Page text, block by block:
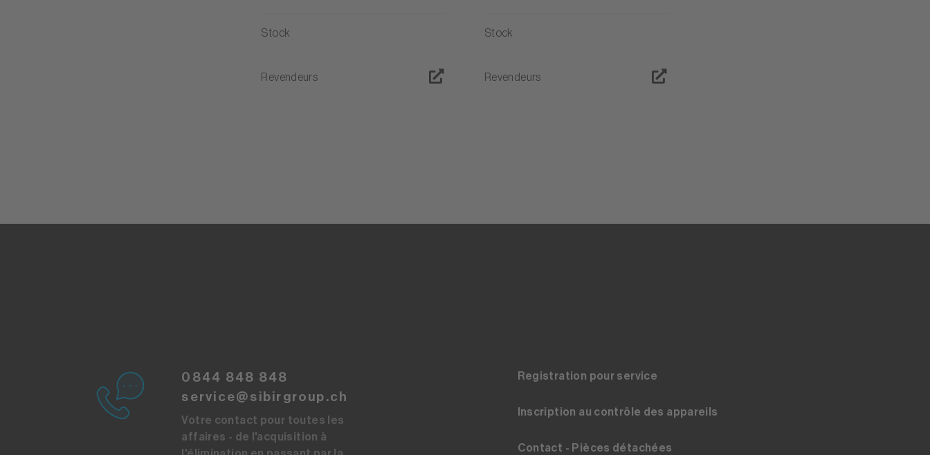
Stock
Revendeurs
Stock
Revendeurs
0844 848 848
service@sibirgroup.ch
Votre contact pour toutes les
affaires - de l'acquisition à
Registration pour service
Inscription au contrôle des appareils
Contact - Pièces détachées